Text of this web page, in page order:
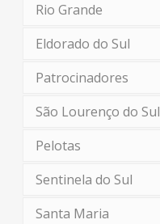
Rio Grande
Eldorado do Sul
Patrocinadores
São Lourenço do Sul
Pelotas
Sentinela do Sul
Santa Maria